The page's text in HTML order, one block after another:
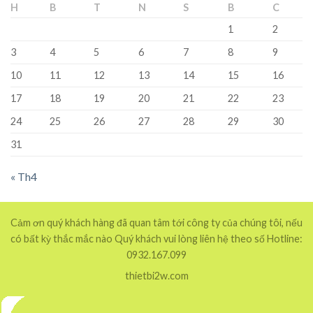
H B T N S B
C
1
2
3
4 5 6 7 8
9
10
11 12 13 14 15
16
17
18 19 20 21 22
23
24
25 26 27 28 29
30
31
« Th4
Cảm ơn quý khách hàng đã quan tâm tới công ty của chúng tôi, nếu
có bất kỳ thắc mắc nào Quý khách vui lòng liên hệ theo số Hotline:
0932.167.099
thietbi2w.com